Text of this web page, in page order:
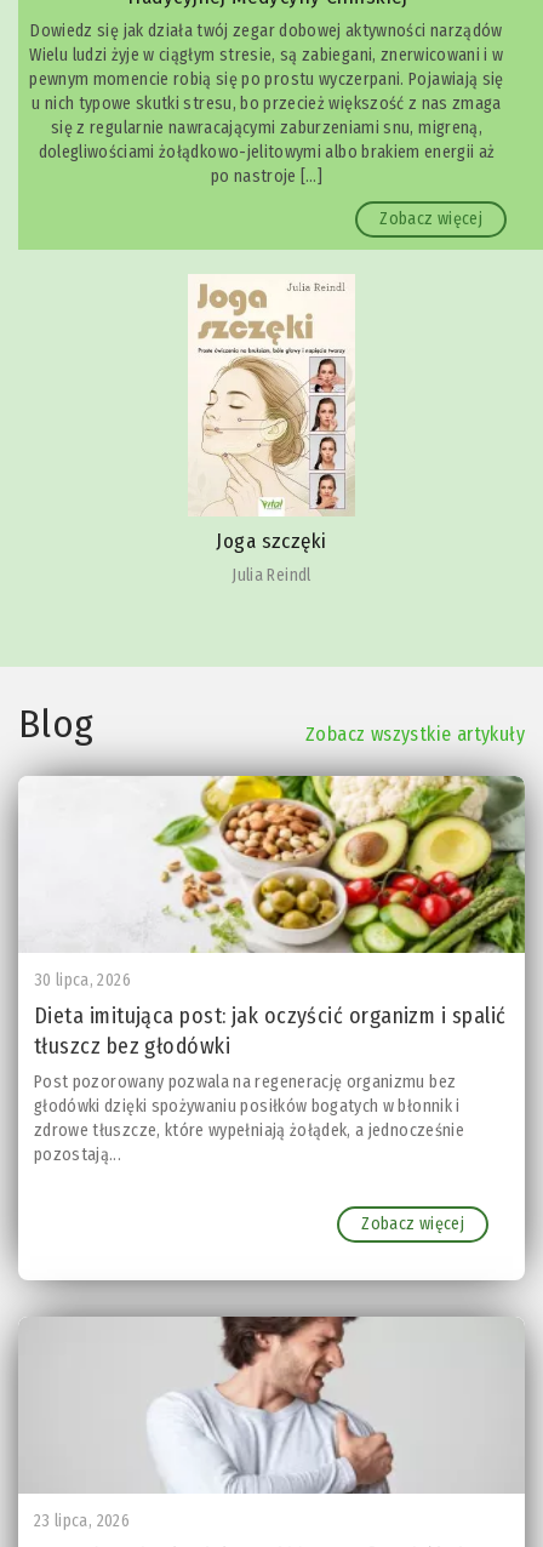
Dowiedz się jak działa twój zegar dobowej aktywności narządów
Wielu ludzi żyje w ciągłym stresie, są zabiegani, znerwicowani i w
pewnym momencie robią się po prostu wyczerpani. Pojawiają się
u nich typowe skutki stresu, bo przecież większość z nas zmaga
się z regularnie nawracającymi zaburzeniami snu, migreną,
dolegliwościami żołądkowo-jelitowymi albo brakiem energii aż
po nastroje […]
Zobacz więcej
Joga szczęki
Julia Reindl
Blog Zobacz wszystkie artykuły
30 lipca, 2026
Dieta imitująca post: jak oczyścić organizm i spalić
tłuszcz bez głodówki
Post pozorowany pozwala na regenerację organizmu bez
głodówki dzięki spożywaniu posiłków bogatych w błonnik i
zdrowe tłuszcze, które wypełniają żołądek, a jednocześnie
pozostają...
Zobacz więcej
23 lipca, 2026